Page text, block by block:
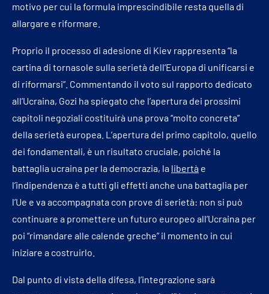
motivo per cui la formula imprescindibile resta quella di
allargare e riformare.
Proprio il processo di adesione di Kiev rappresenta “la
cartina di tornasole sulla serietà dell’Europa di unificarsi e
di riformarsi”. Commentando il voto sul rapporto dedicato
all’Ucraina, Gozi ha spiegato che l’apertura dei prossimi
capitoli negoziali costituirà una prova “molto concreta”
della serietà europea. L’apertura del primo capitolo, quello
dei fondamentali, è un risultato cruciale, poiché la
battaglia ucraina per la democrazia, la libertà e
l’indipendenza è a tutti gli effetti anche una battaglia per
l’Ue e va accompagnata con prove di serietà: non si può
continuare a promettere un futuro europeo all’Ucraina per
poi “rimandare alle calende greche” il momento in cui
iniziare a costruirlo.
Dal punto di vista della difesa, l’integrazione sarà